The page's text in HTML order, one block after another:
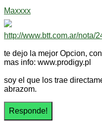
Maxxxx
http://www.btt.com.ar/nota/
te dejo la mejor Opcion,
mas info: www.prodigy.pl
soy el que los trae
abrazom.